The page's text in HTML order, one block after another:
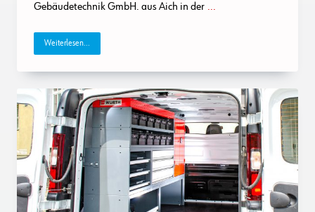
Gebäudetechnik GmbH. aus Aich in der ...
Weiterlesen...